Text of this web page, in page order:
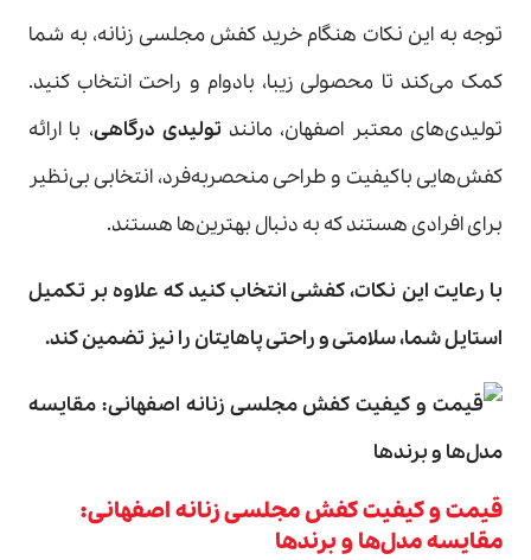
توجه به این نکات هنگام خرید کفش مجلسی زنانه، به شما
کمک می‌کند تا محصولی زیبا، بادوام و راحت انتخاب کنید.
تولیدی‌های معتبر اصفهان، مانندتولیدی درگاهی، با ارائه
کفش‌هایی باکیفیت و طراحی منحصربه‌فرد، انتخابی بی‌نظیر
برای افرادی هستند که به دنبال بهترین‌ها هستند.
با رعایت این نکات، کفشی انتخاب کنید که علاوه بر تکمیل
استایل شما، سلامتی و راحتی پاهایتان را نیز تضمین کند.
قیمت و کیفیت کفش مجلسی زنانه اصفهانی:
مقایسه مدل‌ها و برندها